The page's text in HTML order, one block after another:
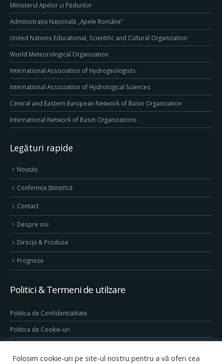
Ministerul Apelor și Pădurilor
Administrația Națională „Apele Române”
United Nations Educational, Scientific and Cultural Organization
World Meteorological Organization
International Association of Hydrogeologists
International Association of Hydrological Sciences
Central and Eastern European Network of Basin Organization
International Network of Basin Organizations
Legături rapide
Noutăți
Conferința Științifică
Contact
Despre noi
Direcţii & Produse
Prognoze
Politici & Termeni de utilzare
Politica de Confidentialitate
Politica de Cookie-uri
Conditii generale de utilizare site
Folosim cookie-uri pe site-ul nostru pentru a vă oferi cea